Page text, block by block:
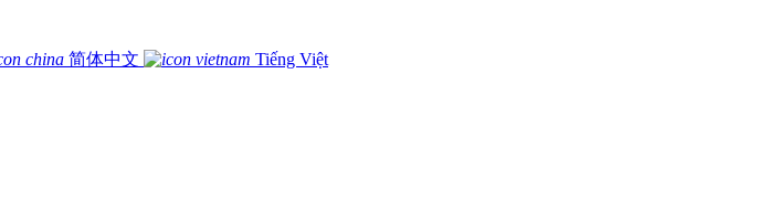
简体中文 Tiếng Việt